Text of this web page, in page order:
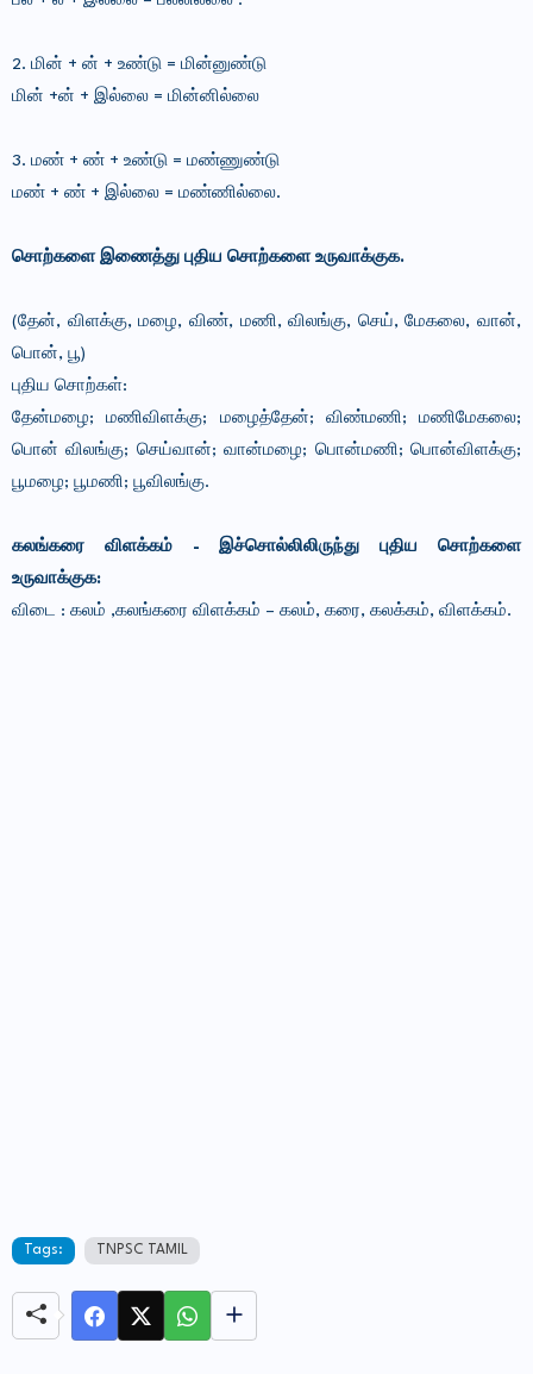
2. மின் + ன் + உண்டு = மின்னுண்டு
மின் +ன் + இல்லை = மின்னில்லை
3. மண் + ண் + உண்டு = மண்ணுண்டு
மண் + ண் + இல்லை = மண்ணில்லை.
சொற்களை இணைத்து புதிய சொற்களை உருவாக்குக.
(தேன், விளக்கு, மழை, விண், மணி, விலங்கு, செய், மேகலை, வான்,
பொன், பூ)
புதிய சொற்கள்:
தேன்மழை; மணிவிளக்கு; மழைத்தேன்; விண்மணி; மணிமேகலை;
பொன் விலங்கு; செய்வான்; வான்மழை; பொன்மணி; பொன்விளக்கு;
பூமழை; பூமணி; பூவிலங்கு.
கலங்கரை விளக்கம் - இச்சொல்லிலிருந்து புதிய சொற்களை
உருவாக்குக:
விடை : கலம் ,கலங்கரை விளக்கம் – கலம், கரை, கலக்கம், விளக்கம்.
Tags: TNPSC TAMIL